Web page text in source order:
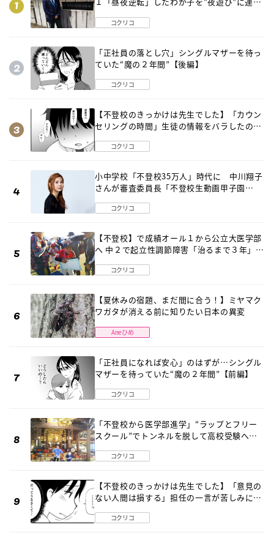
コクリコ
「正社員の落とし穴」シングルマザーを待っ
ていた“魔の２年間”【後編】
コクリコ
【不登校のきっかけは先生でした】「カウン
セリングの時間」生徒の情報をバラしたの
コクリコ
小中学校「不登校35万人」時代に 中川翔子
さんが審査委員長「不登校生動画甲子園
コクリコ
【不登校】で成績オール１から公立大医学部
へ 中２で起立性調節障害「治るまで３年」の
コクリコ
【夏休みの宿題、まだ間に合う！】ミヤマク
ワガタが消える前に知りたい日本の異変
Aneひめ
「正社員になれば安心」のはずが…シングル
マザーを待っていた“魔の２年間”【前編】
コクリコ
「不登校から医学部進学」“ラップとフリー
スクール”でトンネルを脱して高校受験へ
コクリコ
【不登校のきっかけは先生でした】「意見の
ない人間は損する」担任の一言が苦しみに…
コクリコ